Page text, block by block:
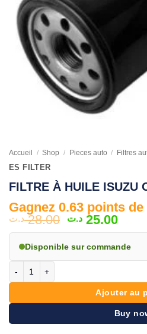
Accueil / Shop / Pieces auto / Filtres
ES FILTER
FILTRE À HUILE ISUZU
Gagnez 0.63 points
28.00 د.ت
Le
prix
initial
était :
25.00 د.ت
Le
prix
actuel
est :
Disponible sur commande
Ajouter au
Buy